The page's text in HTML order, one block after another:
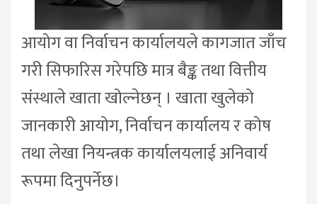
आयोग वा निर्वाचन कार्यालयले कागजात जाँच
गरी सिफारिस गरेपछि मात्र बैङ्क तथा वित्तीय
संस्थाले खाता खोल्नेछन् । खाता खुलेको
जानकारी आयोग, निर्वाचन कार्यालय र कोष
तथा लेखा नियन्त्रक कार्यालयलाई अनिवार्य
रूपमा दिनुपर्नेछ।